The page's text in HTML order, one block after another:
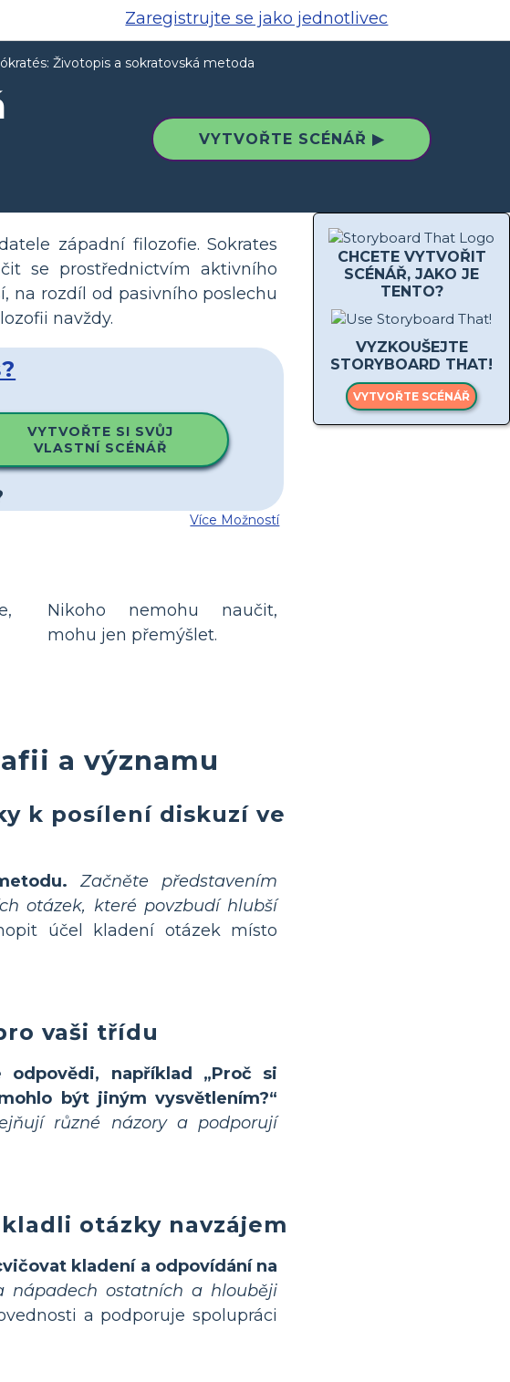
Zaregistrujte se jako jednotlivec
Životopis a sokratovská metoda
VYTVOŘTE SCÉNÁŘ ▶
CHCETE VYTVOŘIT
SCÉNÁŘ, JAKO JE
TENTO?
VYZKOUŠEJTE
STORYBOARD THAT!
VYTVOŘTE SCÉNÁŘ
západní filozofie. Sokrates
se prostřednictvím aktivního
na rozdíl od pasivního poslechu
navždy.
VYTVOŘTE SI SVŮJ
VLASTNÍ SCÉNÁŘ
Více Možností
Nikoho nemohu naučit,
mohu jen přemýšlet.
a významu
k posílení diskuzí ve
Začněte představením
otázek, které povzbudí hlubší
účel kladení otázek místo
vaši třídu
například „Proč si
být jiným vysvětlením?“
různé názory a podporují
otázky navzájem
kladení a odpovídání na
nápadech ostatních a hlouběji
a podporuje spolupráci